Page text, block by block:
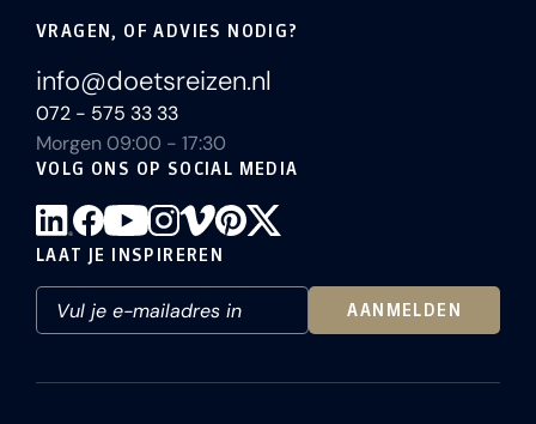
VRAGEN, OF ADVIES NODIG?
info@doetsreizen.nl
072 - 575 33 33
Morgen 09:00 - 17:30
VOLG ONS OP SOCIAL MEDIA
LAAT JE INSPIREREN
AANMELDEN